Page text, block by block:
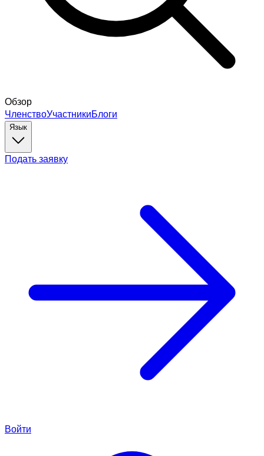
Обзор
ЧленствоУчастникиБлоги
Язык
Подать заявку
Войти